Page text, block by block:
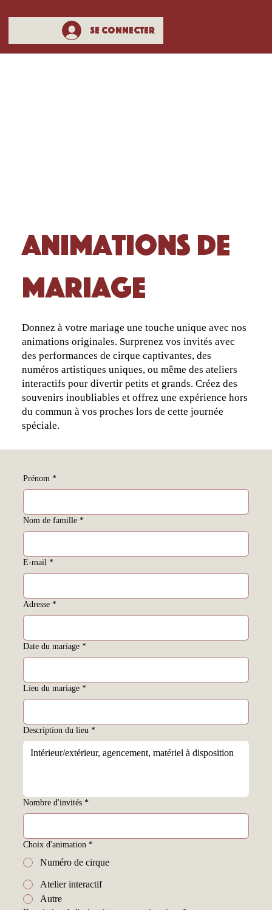
Se connecter
Animations de
mariage
Donnez à votre mariage une touche unique avec nos
animations originales. Surprenez vos invités avec
des performances de cirque captivantes, des
numéros artistiques uniques, ou même des ateliers
interactifs pour divertir petits et grands. Créez des
souvenirs inoubliables et offrez une expérience hors
du commun à vos proches lors de cette journée
spéciale.
Prénom *
Nom de famille *
E‑mail *
Adresse *
Date du mariage *
Lieu du mariage *
Description du lieu *
Nombre d'invités *
Choix d'animation *
Numéro de cirque
Atelier interactif
Autre